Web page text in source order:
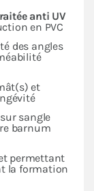
anti UV
en PVC
des angles
et
sangle
barnum
permettant
la formation